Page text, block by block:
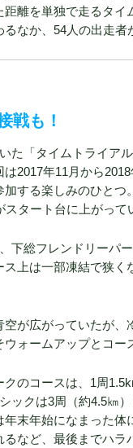
離を単独で走るタ
なか、54人の出走者
戦も！
た「タイムトライア
2017年11月から
加する楽しみのひと
タート台に上がって
下総フレンドリーパ
ス上は一部凍結で狭
が広がっていたが
ォームアップとコー
のコースは、1周
ックは3周（約4.5㎞
末年始になまった
など、最後までハラ